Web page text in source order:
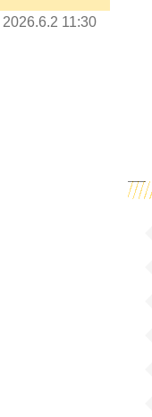
2026.6.2 11:30